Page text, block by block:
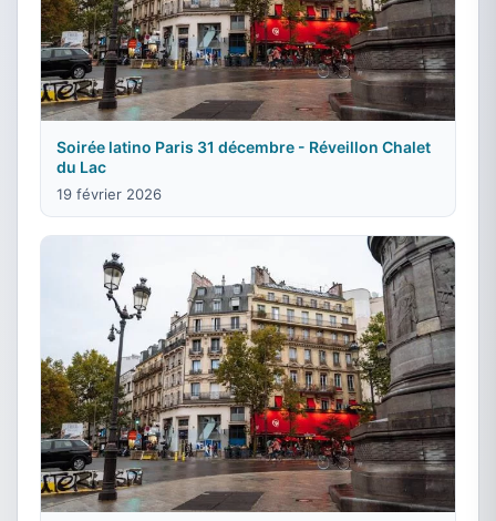
Soirée latino Paris 31 décembre - Réveillon Chalet
du Lac
19 février 2026